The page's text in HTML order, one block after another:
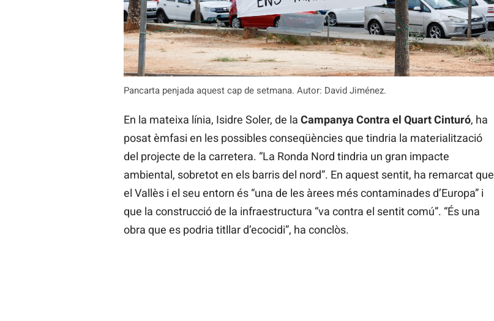
Pancarta penjada aquest cap de setmana. Autor: David Jiménez.
En la mateixa línia, Isidre Soler, de la Campanya Contra el Quart Cinturó, ha
posat èmfasi en les possibles conseqüències que tindria la materialització
del projecte de la carretera. “La Ronda Nord tindria un gran impacte
ambiental, sobretot en els barris del nord”. En aquest sentit, ha remarcat que
el Vallès i el seu entorn és “una de les àrees més contaminades d’Europa” i
que la construcció de la infraestructura “va contra el sentit comú”. “És una
obra que es podria titllar d’ecocidi”, ha conclòs.